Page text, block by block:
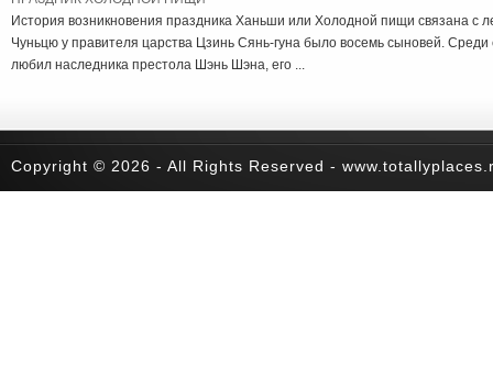
История возникновения праздника Ханьши или Холодной пищи связана с
Чуньцю у правителя царства Цзинь Сянь-гуна было восемь сыновей. Среди
любил наследника престола Шэнь Шэна, его ...
Copyright © 2026 - All Rights Reserved -